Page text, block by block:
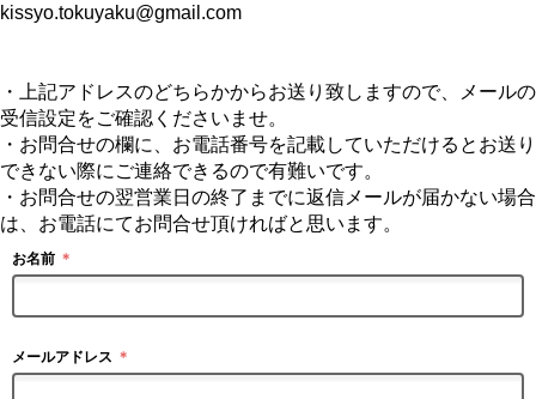
kissyo.tokuyaku@gmail.com
・上記アドレスのどちらかからお送り致しますので、メールの
受信設定をご確認くださいませ。
・お問合せの欄に、お電話番号を記載していただけるとお送り
できない際にご連絡できるので有難いです。
・お問合せの翌営業日の終了までに返信メールが届かない場合
は、お電話にてお問合せ頂ければと思います。
お名前 ＊
メールアドレス ＊